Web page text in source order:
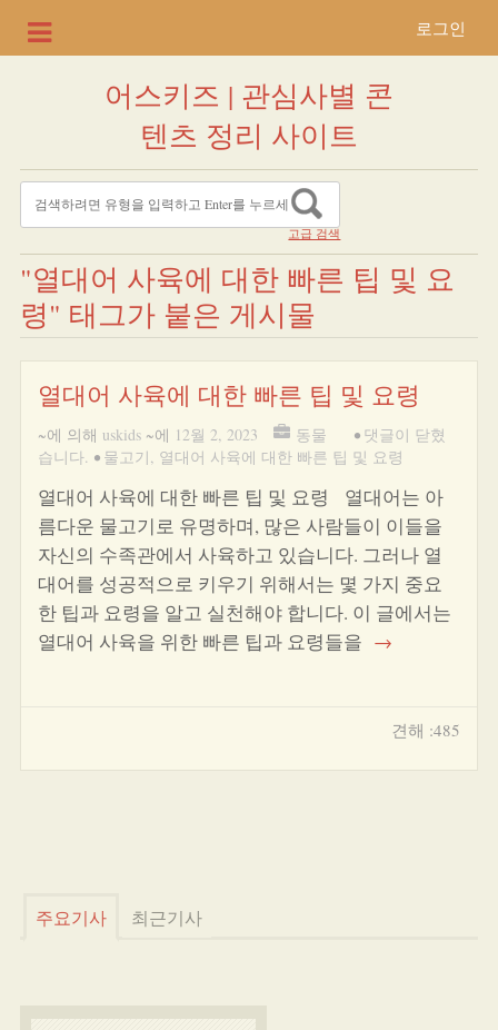
로그인
어스키즈 | 관심사별 콘
텐츠 정리 사이트
고급 검색
"열대어 사육에 대한 빠른 팁 및 요
령" 태그가 붙은 게시물
열대어 사육에 대한 빠른 팁 및 요령
~에 의해 uskids ~에 12월 2, 2023 동물 • 댓글이 닫혔
습니다. • 물고기, 열대어 사육에 대한 빠른 팁 및 요령
열대어 사육에 대한 빠른 팁 및 요령 열대어는 아
름다운 물고기로 유명하며, 많은 사람들이 이들을
자신의 수족관에서 사육하고 있습니다. 그러나 열
대어를 성공적으로 키우기 위해서는 몇 가지 중요
한 팁과 요령을 알고 실천해야 합니다. 이 글에서는
열대어 사육을 위한 빠른 팁과 요령들을 →
견해 :485
주요기사 최근기사